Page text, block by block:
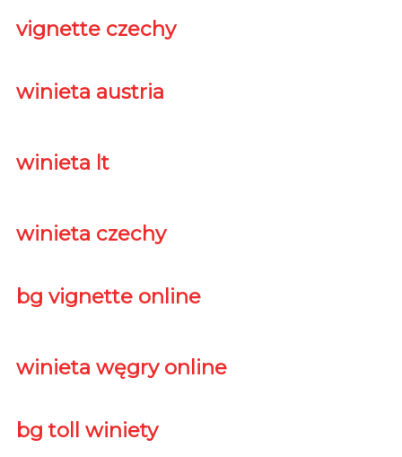
vignette czechy
winieta austria
winieta lt
winieta czechy
bg vignette online
winieta węgry online
bg toll winiety